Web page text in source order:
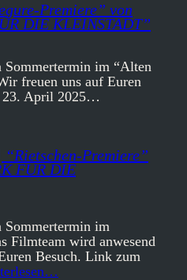
Premiere” von
DIE KLEINSTADT”
im “Alten
freuen uns auf Euren
23. April 2025…
Premiere”
FÜR DIE
im
Filmteam wird anwesend
Besuch. Link zum